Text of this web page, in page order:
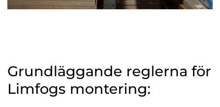
Grundläggande reglerna för
Limfogs montering: